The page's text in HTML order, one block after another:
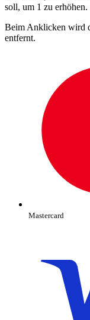
soll, um 1 zu erhöhen.
Beim Anklicken wird
entfernt.
Mastercard